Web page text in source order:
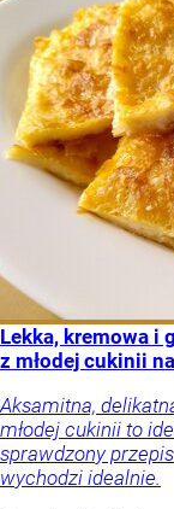
Lekka, kremowa i
z młodej cukinii
Aksamitna,
młodej cukinii to
sprawdzony
wychodzi idealnie.